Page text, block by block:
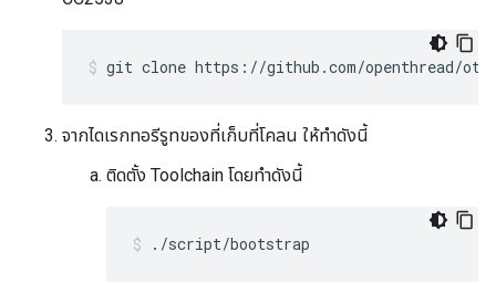
git clone https://github.com/openthread/
จากไดเรกทอรีรูทของที่เก็บที่โคลน ให้ทำดังนี้
ติดตั้ง Toolchain โดยทำดังนี้
./script/bootstrap